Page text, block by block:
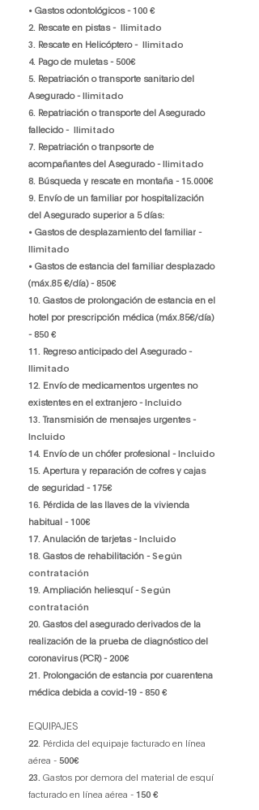
• Gastos odontológicos - 100 €
2. Rescate en pistas - Ilimitado
3. Rescate en Helicóptero - Ilimitado
4. Pago de muletas - 500€
5. Repatriación o transporte sanitario del
Asegurado - Ilimitado
6. Repatriación o transporte del Asegurado
fallecido - Ilimitado
7. Repatriación o tranpsorte de
acompañantes del Asegurado - Ilimitado
8. Búsqueda y rescate en montaña - 15.000€
9. Envío de un familiar por hospitalización
del Asegurado superior a 5 días:
• Gastos de desplazamiento del familiar -
Ilimitado
• Gastos de estancia del familiar desplazado
(máx.85 €/día) - 850€
10. Gastos de prolongación de estancia en el
hotel por prescripción médica (máx.85€/día)
- 850 €
11. Regreso anticipado del Asegurado -
Ilimitado
12. Envío de medicamentos urgentes no
existentes en el extranjero - Incluido
13. Transmisión de mensajes urgentes -
Incluido
14. Envío de un chófer profesional - Incluido
15. Apertura y reparación de cofres y cajas
de seguridad - 175€
16. Pérdida de las llaves de la vivienda
habitual - 100€
17. Anulación de tarjetas - Incluido
18. Gastos de rehabilitación - Según
contratación
19. Ampliación heliesquí - Según
contratación
20. Gastos del asegurado derivados de la
realización de la prueba de diagnóstico del
coronavirus (PCR) - 200€
21. Prolongación de estancia por cuarentena
médica debida a covid-19 - 850 €
EQUIPAJES
22. Pérdida del equipaje facturado en línea
aérea - 500€
23. Gastos por demora del material de esquí
facturado en línea aérea - 150 €